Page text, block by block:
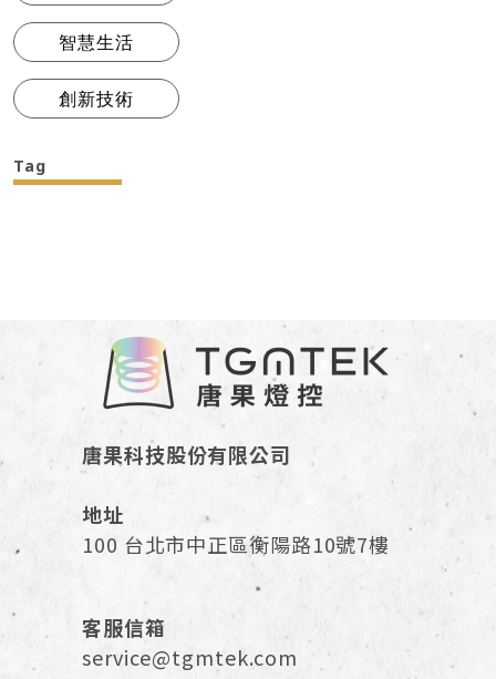
智慧生活
創新技術
Tag
唐果科技股份有限公司
地址
100 台北市中正區衡陽路10號7樓
客服信箱
service@tgmtek.com